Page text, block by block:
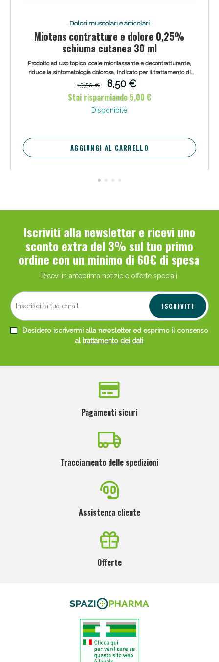
Dolori muscolari e articolari
Miotens contratture e dolore 0,25%
schiuma cutanea 30 ml
Prodotto ad uso topico locale miorilassante e decontratturante,
riduce la sintomatologia dolorosa. Indicato per il trattamento di
lombo-sciatalgie (mal di schiena), dolore e contrattura a carico di
collo, spalla e arti superiori (nervralgie cervico-brachiali) , torcicolli
ostinati, sindromi dolorose post-traumatiche e post-operatorie.
13,50 €
8,50 €
Stai risparmiando 5,00 €
Disponibile
AGGIUNGI AL CARRELLO
Iscriviti alla newsletter e ricevi uno
sconto extra del 3% sul tuo primo
ordine con un minimo di 60€ di spesa
Ricevi in anteprima notizie e offerte speciali
ISCRIVITI
Desidero iscrivermi alla newsletter ed esprimo il consenso
altrattamento dei dati
Pagamenti sicuri
Tracciamento delle spedizioni
Assistenza cliente
Offerte